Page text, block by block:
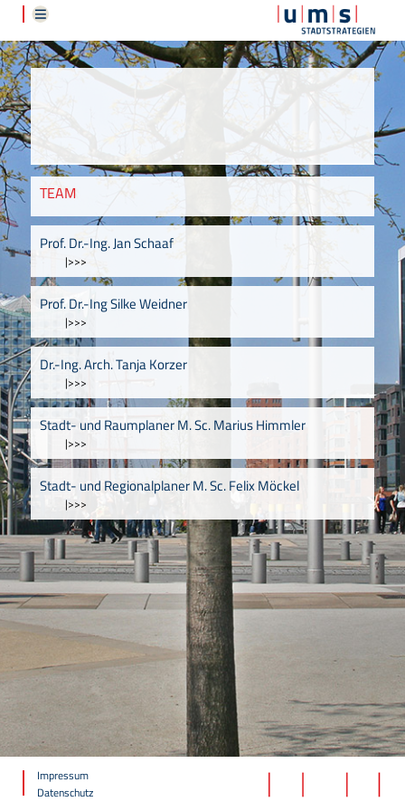
TEAM
Prof. Dr.-Ing. Jan Schaaf
|>>>
Prof. Dr.-Ing Silke Weidner
|>>>
Dr.-Ing. Arch. Tanja Korzer
|>>>
Stadt- und Raumplaner M. Sc. Marius Himmler
|>>>
Stadt- und Regionalplaner M. Sc. Felix Möckel
|>>>
Impressum
Datenschutz